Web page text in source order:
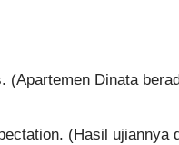
(Apartemen Dinata
(Hasil ujiannya